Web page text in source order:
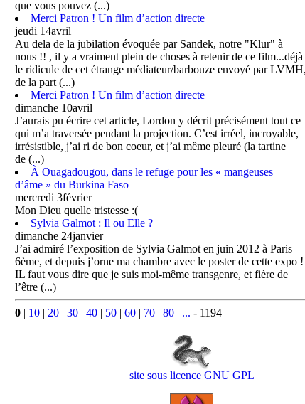
que vous pouvez (...)
Merci Patron ! Un film d’action directe
jeudi 14avril
Au dela de la jubilation évoquée par Sandek, notre "Klur" à
nous !! , il y a vraiment plein de choses à retenir de ce film...déjà
le ridicule de cet étrange médiateur/barbouze envoyé par
de la part (...)
Merci Patron ! Un film d’action directe
dimanche 10avril
J’aurais pu écrire cet article, Lordon y décrit précisément tout ce
qui m’a traversée pendant la projection. C’est irréel, incroyable,
irrésistible, j’ai ri de bon coeur, et j’ai même pleuré (la tartine
de (...)
À Ouagadougou, dans le refuge pour les « mangeuses
d’âme » du Burkina Faso
mercredi 3février
Mon Dieu quelle tristesse :(
Sylvia Galmot : Il ou Elle ?
dimanche 24janvier
J’ai admiré l’exposition de Sylvia Galmot en juin 2012 à Paris
6ème, et depuis j’orne ma chambre avec le poster de cette expo !
IL faut vous dire que je suis moi-même transgenre, et fière de
l’être (...)
0 | 10 | 20 | 30 | 40 | 50 | 60 | 70 | 80 | ... - 1194
site sous licence GNU GPL